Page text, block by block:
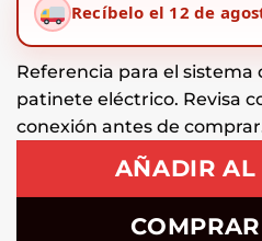
Recíbelo el 12 de
Referencia para el
patinete eléctrico. Revisa
conexión antes de
AÑADIR AL